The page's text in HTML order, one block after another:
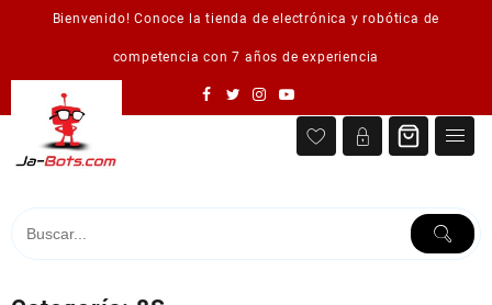
Bienvenido! Conoce la tienda de electrónica y robótica de
competencia con 7 años de experiencia